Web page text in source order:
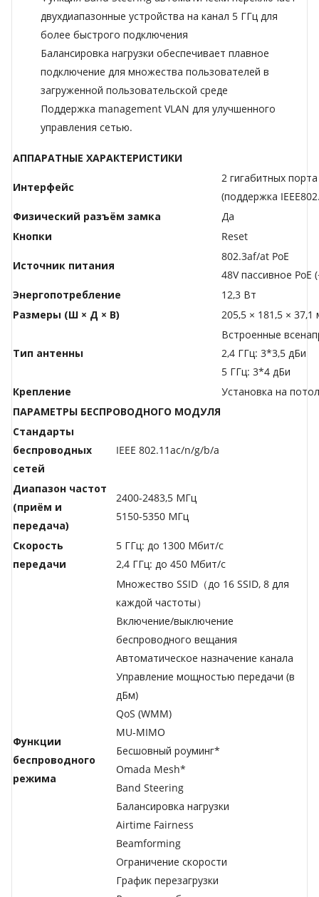
двухдиапазонные устройства на канал 5 ГГц для
более быстрого подключения
Балансировка нагрузки обеспечивает плавное
подключение для множества пользователей в
загруженной пользовательской среде
Поддержка management VLAN для улучшенного
управления сетью.
АППАРАТНЫЕ ХАРАКТЕРИСТИКИ
Интерфейс
2 гигабитных
(поддержка
Физический разъём замка
Да
Кнопки
Reset
Источник питания
802.3af/at PoE
48V пассивное PoE
Энергопотребление
12,3 Вт
Размеры (Ш × Д × В)
205,5 × 181,5 × 37,1
Тип антенны
Встроенные
2,4 ГГц: 3*3,5 дБи
5 ГГц: 3*4 дБи
Крепление
Установка на
ПАРАМЕТРЫ БЕСПРОВОДНОГО МОДУЛЯ
Стандарты
беспроводных
сетей
IEEE 802.11ac/n/g/b/a
Диапазон частот
(приём и
передача)
2400-2483,5 МГц
5150-5350 МГц
Скороcть
передачи
5 ГГц: до 1300 Мбит/с
2,4 ГГц: до 450 Мбит/с
Функции
беспроводного
режима
Множество SSID（до 16 SSID, 8 для
каждой частоты）
Включение/выключение
беспроводного вещания
Автоматическое назначение канала
Управление мощностью передачи (в
дБм)
QoS (WMM)
MU-MIMO
Бесшовный роуминг*
Omada Mesh*
Band Steering
Балансировка нагрузки
Airtime Fairness
Beamforming
Ограничение скорости
График перезагрузки